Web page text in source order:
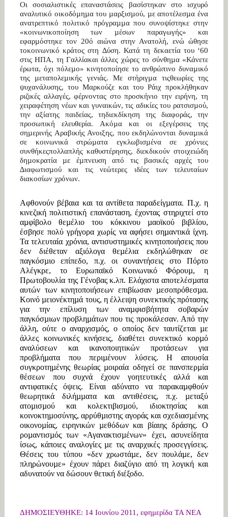
Οι σοσιαλιστικές επαναστάσεις βασίστηκαν στο ισχυρό
αναλυτικό οικοδόµηµα του µαρξισµού, µε αποτέλεσµα ένα
ανατρεπτικό πολιτικό πρόγραµµα που συνοψίστηκε στην
«κοινωνικοποίηση των µέσων παραγωγής» και
εφαρµόστηκε τον 20ό αιώνα στην Ανατολή, ενώ ώθησε
τοκοινωνικό κράτος στη ∆ύση. Κατά τη δεκαετία του ‘60
στις ΗΠΑ, τη Γαλλίακαι άλλες χώρες το σύνθηµα «Κάνετε
έρωτα, όχι πόλεµο» κινητοποίησε το ανθρώπινο δυναµικό
της µεταπολεµικής γενιάς. Με στήριγµα τιςθεωρίες της
ψυχανάλυσης, του Μαρκούζε και του Ράιχ προκλήθηκαν
ριζικές αλλαγές, φέρνοντας στο προσκήνιο την ειρήνη, τη
χειραφέτηση νέων και γυναικών, τις αδικίες του ρατσισµού,
την αξίατης παιδείας, τηδιεκδίκηση της διαφοράς, την
προσωπική ελευθερία. Ακόµα και οι εξεγέρσεις της
σηµερινής Αραβικής Ανοιξης, που εκδηλώνονται δυναµικά
σε κοινωνικά στρώµατα εγκλωβισµένα σε χρόνιες
συνθήκεςπολλαπλής καθυστέρησης, διεκδικούν στοιχειώδη
δηµοκρατία µε έµπνευση από τις βασικές αρχές του
∆ιαφωτισµού και τις νεώτερες ιδέες των τελευταίων
διακοσίων χρόνων.
Αφθονούν βέβαια και τα αντίθετα παραδείγµατα. Π.χ. η
κινεζική πολιτιστική επανάσταση, έχοντας στηριχτεί στο
αµφίβολο θεµέλιο του κόκκινου µαοϊκού βιβλίου,
έσβησε πολύ γρήγορα χωρίς να αφήσει σηµαντικά ίχνη.
Τα τελευταία χρόνια, αντισυστηµικές κινητοποιήσεις που
δεν διέθεταν αξιόλογα θεµέλια εκδηλώθηκαν σε
παγκόσµιο επίπεδο, π.χ. οι συναντήσεις στο Πόρτο
Αλέγκρε, το Ευρωπαϊκό Κοινωνικό Φόρουµ, η
Πρωτοβουλία της Γένοβας κ.λπ. Ελάχιστα αποτελέσµατα
αυτών των κινητοποιήσεων επιβίωσαν µεσοπρόθεσµα.
Κοινό µειονέκτηµά τους, η έλλειψη συνεκτικής πρότασης
για την επίλυση των αναµφισβήτητα σοβαρών
παγκόσµιων προβληµάτων που τις προκάλεσαν. Από την
άλλη, ούτε ο αναρχισµός, ο οποίος δεν ταυτίζεται µε
άλλες κοινωνικές κινήσεις, διαθέτει συνεκτικό κορµό
αναλύσεων και ικανοποιητικών προτάσεων για
προβλήµατα που περιµένουν λύσεις. Η απουσία
συγκροτηµένης θεωρίας µοιραία οδηγεί σε πανσπερµία
θέσεων που συχνά έχουν γοητευτικές αλλά και
αντιφατικές όψεις. Είναι αδύνατο να παρακαµφθούν
θεωρητικά διλήµµατα και αντιθέσεις, π.χ. µεταξύ
ατοµισµού και κολεκτιβισµού, ιδιοκτησίας και
κοινοκτηµοσύνης, αρρύθµιστης αγοράς και σχεδιασµένης
οικονοµίας, ειρηνικών µεθόδων και βίαιης δράσης. Ο
ροµαντισµός των «Αγανακτισµένων» έχει, ασυνείδητα
ίσως, κάποιες αναλογίες µε τις αναρχικές προσεγγίσεις.
Θέσεις του τύπου «δεν χρωστάµε, δεν πουλάµε, δεν
πληρώνουµε» έχουν πάρει διαζύγιο από τη λογική και
αδυνατούν να δώσουν θετική διέξοδο.
ΔΗΜΟΣΙΕΥΘΗΚΕ: 14 Ιουνίου 2011, εφημερίδα ΤΑ ΝΕΑ